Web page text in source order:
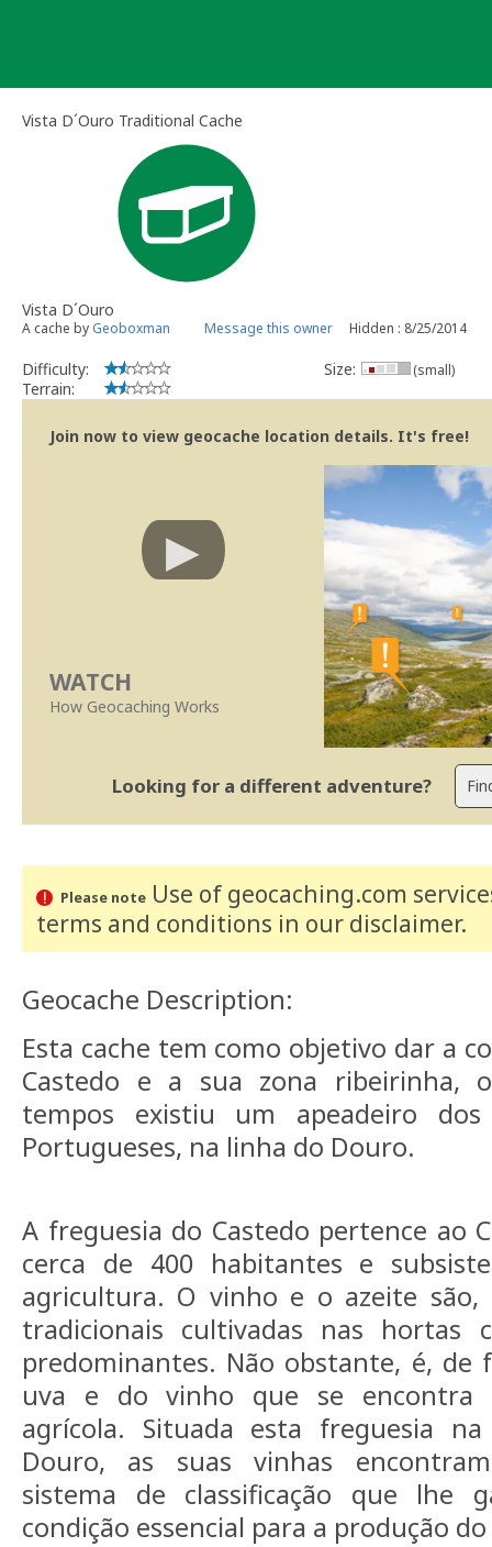
Vista D´Ouro Traditional Cache
Vista D´Ouro
A cache by Geoboxman Message this owner Hidden : 8/25/2014
Difficulty:
Terrain:
Size: (small)
Join now to view geocache location details. It's free!
WATCH
How Geocaching Works
Looking for a different adventure?
Please noteUse of geocaching.com
terms and conditions in our disclaimer.
Geocache Description:
Esta cache tem como objetivo dar a
Castedo e a sua zona ribeirinha,
tempos existiu um apeadeiro
Portugueses, na linha do Douro.
A freguesia do Castedo pertence ao
cerca de 400 habitantes e
agricultura. O vinho e o azeite são,
tradicionais cultivadas nas hortas
predominantes. Não obstante, é, de
uva e do vinho que se encontra
agrícola. Situada esta freguesia
Douro, as suas vinhas
sistema de classificação que lhe
condição essencial para a produção